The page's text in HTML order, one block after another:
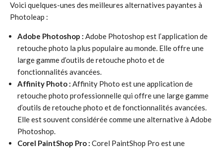
Voici quelques-unes des meilleures alternatives payantes à
Photoleap :
Adobe Photoshop : Adobe Photoshop est l’application de
retouche photo la plus populaire au monde. Elle offre une
large gamme d’outils de retouche photo et de
fonctionnalités avancées.
Affinity Photo : Affinity Photo est une application de
retouche photo professionnelle qui offre une large gamme
d’outils de retouche photo et de fonctionnalités avancées.
Elle est souvent considérée comme une alternative à Adobe
Photoshop.
Corel PaintShop Pro : Corel PaintShop Pro est une